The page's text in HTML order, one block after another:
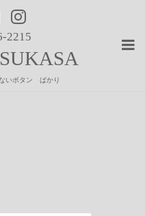
2215
いボタン ばかり